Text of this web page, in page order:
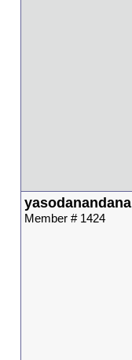
yasodanandana
Member # 1424